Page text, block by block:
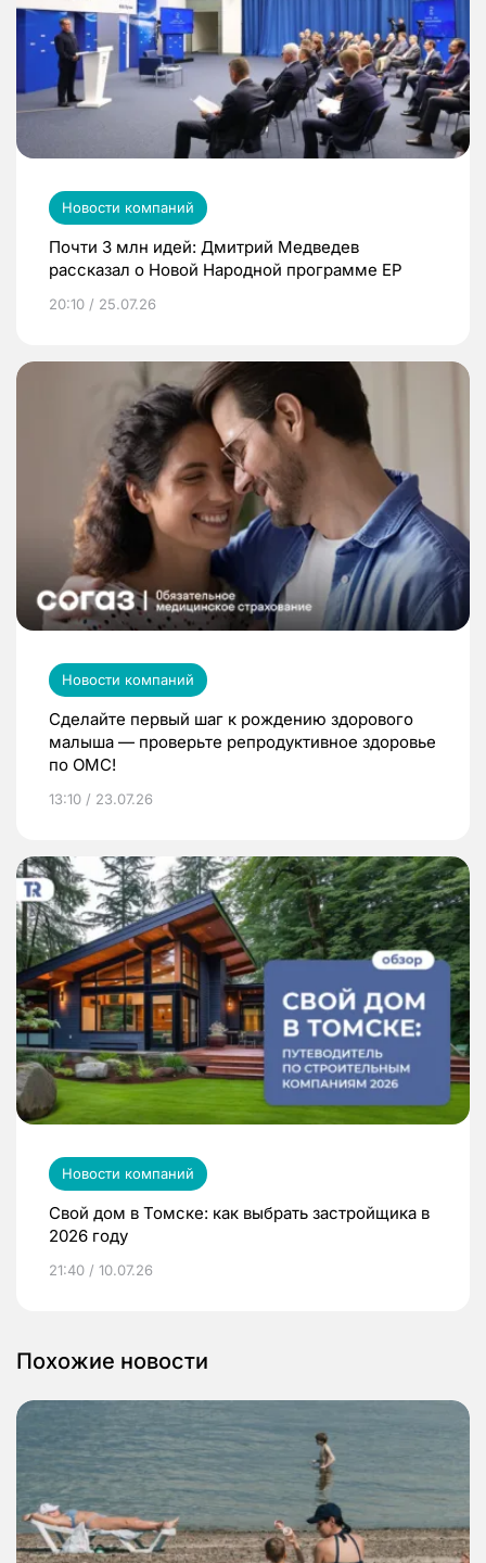
Новости компаний
Почти 3 млн идей: Дмитрий Медведев
рассказал о Новой Народной программе ЕР
20:10 / 25.07.26
Новости компаний
Сделайте первый шаг к рождению здорового
малыша — проверьте репродуктивное здоровье
по ОМС!
13:10 / 23.07.26
Новости компаний
Свой дом в Томске: как выбрать застройщика в
2026 году
21:40 / 10.07.26
Похожие новости